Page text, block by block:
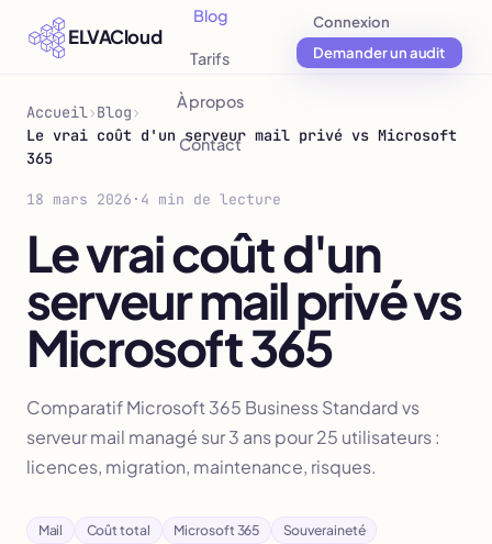
ELVACloud
Blog
Tarifs
À propos
Contact
Connexion
Demander un audit
Accueil›Blog›
Le vrai coût d'un serveur mail privé vs Microsoft
365
18 mars 2026 · 4 min de lecture
Le vrai coût d'un
serveur mail privé vs
Microsoft 365
Comparatif Microsoft 365 Business Standard vs
serveur mail managé sur 3 ans pour 25 utilisateurs :
licences, migration, maintenance, risques.
Mail Coût total Microsoft 365 Souveraineté